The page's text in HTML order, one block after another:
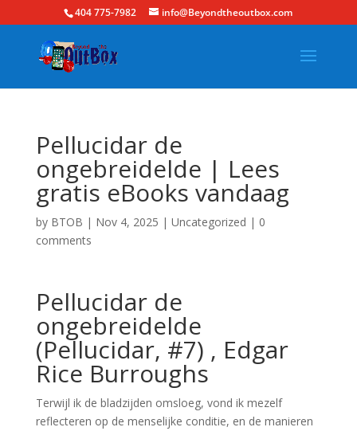
404 775-7982 info@Beyondtheoutbox.com
Pellucidar de
ongebreidelde | Lees
gratis eBooks vandaag
by BTOB | Nov 4, 2025 | Uncategorized | 0
comments
Pellucidar de
ongebreidelde
(Pellucidar, #7) , Edgar
Rice Burroughs
Terwijl ik de bladzijden omsloeg, vond ik mezelf
reflecteren op de menselijke conditie, en de manieren